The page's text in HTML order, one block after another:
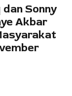
Sonny
Akbar